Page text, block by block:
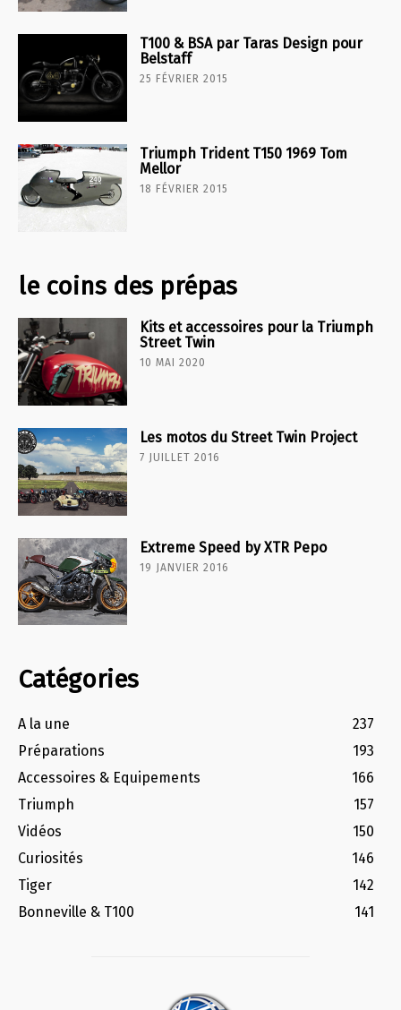
T100 & BSA par Taras Design pour
Belstaff
25 FÉVRIER 2015
Triumph Trident T150 1969 Tom
Mellor
18 FÉVRIER 2015
le coins des prépas
Kits et accessoires pour la Triumph
Street Twin
10 MAI 2020
Les motos du Street Twin Project
7 JUILLET 2016
Extreme Speed by XTR Pepo
19 JANVIER 2016
Catégories
A la une
237
Préparations
193
Accessoires & Equipements
166
Triumph
157
Vidéos
150
Curiosités
146
Tiger
142
Bonneville & T100
141